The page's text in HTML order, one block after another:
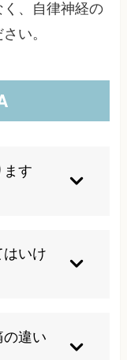
、自律神経の
い。
ます
合は適切な治
門的な施術に
いけ
可能性があり
度な運動も控
違い